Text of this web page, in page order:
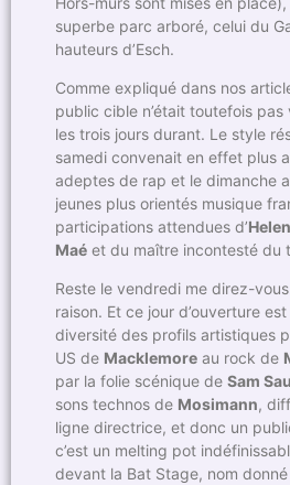
superbe parc arboré, celui du
hauteurs d’Esch.
Comme expliqué dans nos
public cible n’était toutefois pas
les trois jours durant. Le style
samedi convenait en effet plus
adeptes de rap et le dimanche
jeunes plus orientés musique
participations attendues d’
Maé et du maître incontesté du
Reste le vendredi me direz-
raison. Et ce jour d’ouverture
diversité des profils artistiques
US de Macklemore au rock de
par la folie scénique de Sam
sons technos de Mosimann,
ligne directrice, et donc un
c’est un melting pot
devant la Bat Stage, nom